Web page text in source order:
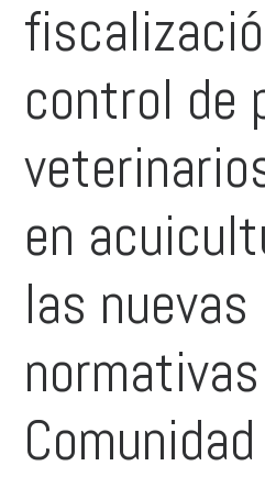
control de
en
las nuevas